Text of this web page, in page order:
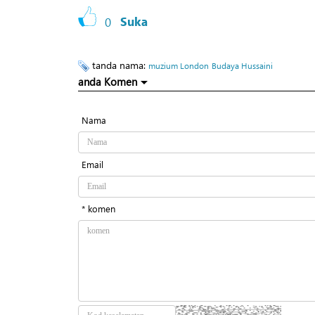
0 Suka
tanda nama: muzium London Budaya Hussaini
anda Komen
Nama
Email
* komen